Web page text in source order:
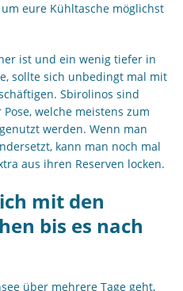
eure Kühltasche möglichst
ist und ein wenig tiefer in
sollte sich unbedingt mal mit
Sbirolinos sind
welche meistens zum
werden. Wenn man
kann man noch mal
aus ihren Reserven locken.
mit den
bis es nach
über mehrere Tage geht,